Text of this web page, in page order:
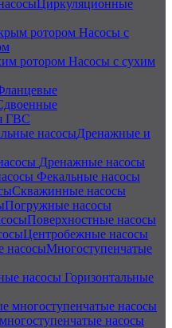
Циркуляционные
Насосы с
Насосы с сухим
ГВС
Дренажные и
Дренажные насосы
Фекальные насосы
Скважинные насосы
Погружные насосы
Поверхностные насосы
Центробежные насосы
Многоступенчатые
Горизонтальные
насосы